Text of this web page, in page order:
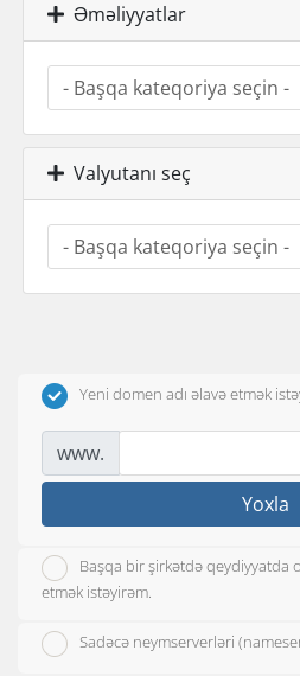
Əməliyyatlar
Valyutanı seç
Yeni domen adı əlavə etmək
www.
Yoxla
Başqa bir şirkətdə qeydiyyatda
etmək istəyirəm.
Sadəcə neymserverləri